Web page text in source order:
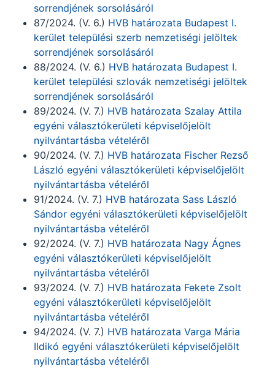
sorrendjének sorsolásáról
87/2024. (V. 6.) HVB határozata Budapest I.
kerület települési szerb nemzetiségi jelöltek
sorrendjének sorsolásáról
88/2024. (V. 6.) HVB határozata Budapest I.
kerület települési szlovák nemzetiségi jelöltek
sorrendjének sorsolásáról
89/2024. (V. 7.) HVB határozata Szalay Attila
egyéni választókerületi képviselőjelölt
nyilvántartásba vételéről
90/2024. (V. 7.) HVB határozata Fischer Rezső
László egyéni választókerületi képviselőjelölt
nyilvántartásba vételéről
91/2024. (V. 7.) HVB határozata Sass László
Sándor egyéni választókerületi képviselőjelölt
nyilvántartásba vételéről
92/2024. (V. 7.) HVB határozata Nagy Ágnes
egyéni választókerületi képviselőjelölt
nyilvántartásba vételéről
93/2024. (V. 7.) HVB határozata Fekete Zsolt
egyéni választókerületi képviselőjelölt
nyilvántartásba vételéről
94/2024. (V. 7.) HVB határozata Varga Mária
Ildikó egyéni választókerületi képviselőjelölt
nyilvántartásba vételéről